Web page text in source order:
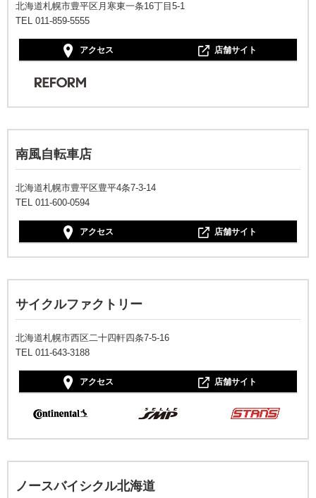
北海道札幌市豊平区月寒東一条16丁目5-1
TEL 011-859-5555
アクセス 店舗サイト
南風自転車店
北海道札幌市豊平区豊平4条7-3-14
TEL 011-600-0594
アクセス 店舗サイト
サイクルファクトリー
北海道札幌市西区二十四軒四条7-5-16
TEL 011-643-3188
アクセス 店舗サイト
ノースバイシクル北海道